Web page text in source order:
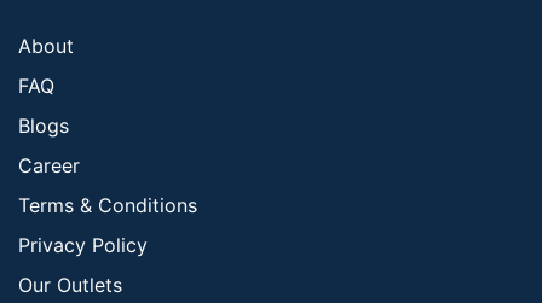
About
FAQ
Blogs
Career
Terms & Conditions
Privacy Policy
Our Outlets